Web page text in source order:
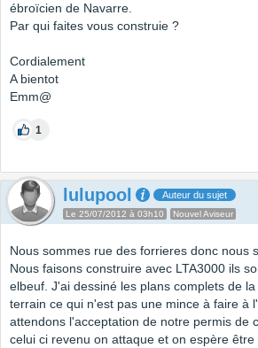
ébroïcien de Navarre.
Par qui faites vous construie ?
Cordialement
A bientot
Emm@
1
lulupool Auteur du sujet
Le 25/07/2012 à 03h10 Nouvel Aviseur
Nous sommes rue des forrieres donc nous
Nous faisons construire avec LTA3000 ils
elbeuf. J'ai dessiné les plans complets de
terrain ce qui n'est pas une mince à faire à
attendons l'acceptation de notre permis de
celui ci revenu on attaque et on espère